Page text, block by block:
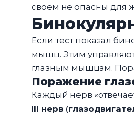
своём не опасны для
Если тест показал
мышц. Этим
глазным мышцам.
Поражение
Каждый нерв
III нерв